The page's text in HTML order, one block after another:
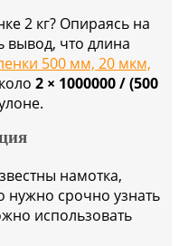
2 кг? Опираясь на
вывод, что длина
500 мм, 20 мкм,
2 × 1000000 / (500
намотка,
срочно узнать
использовать